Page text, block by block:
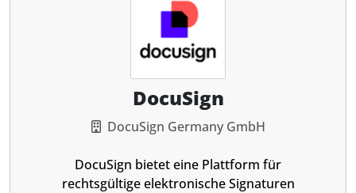
DocuSign
DocuSign Germany GmbH
DocuSign bietet eine Plattform für
rechtsgültige elektronische Signaturen